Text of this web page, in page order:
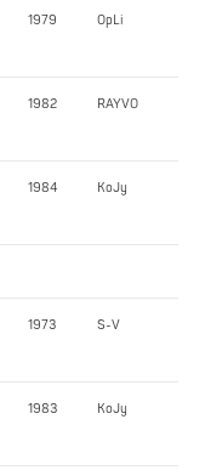
1979 OpLi
1982 RAYVO
1984 KoJy
1973 S-V
1983 KoJy